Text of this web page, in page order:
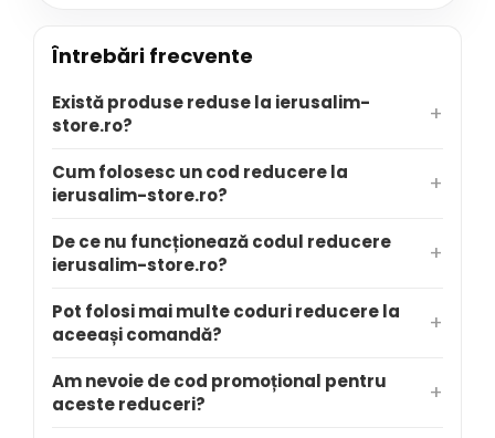
Întrebări frecvente
Există produse reduse la ierusalim-
store.ro?
Cum folosesc un cod reducere la
ierusalim-store.ro?
De ce nu funcționează codul reducere
ierusalim-store.ro?
Pot folosi mai multe coduri reducere la
aceeași comandă?
Am nevoie de cod promoțional pentru
aceste reduceri?